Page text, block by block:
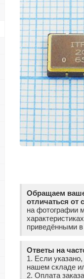
Обращаем
отличаться от
на фотографии
приведёнными в
Ответы на
1. Если
нашем складе
2. Оплата